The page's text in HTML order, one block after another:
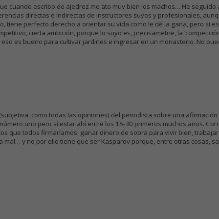
cuando escribo de ajedrez me ato muy bien los machos… He
directas e indirectas de instructores suyos y profesionales,
tiene perfecto derecho a orientar su vida como le dé la gana, pero si
cierta ambición, porque lo suyo es, precisametne, la
es bueno para cultivar jardines e ingresar en un monasterio. No
como todas las opiniones) del periodista sobre una
uno pero sí estar ahí entre los 15-30 primeros muchos años.
que todos firmaríamos: ganar dinero de sobra para vivir bien,
mal… y no por ello tiene que ser Kasparov porque, entre otras cosas,